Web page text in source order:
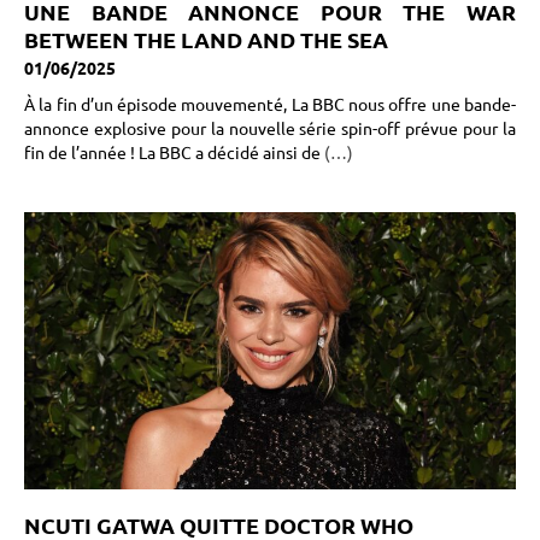
UNE BANDE ANNONCE POUR THE WAR
BETWEEN THE LAND AND THE SEA
01/06/2025
À la fin d’un épisode mouvementé, La BBC nous offre une bande-
annonce explosive pour la nouvelle série spin-off prévue pour la
fin de l’année ! La BBC a décidé ainsi de (…)
NCUTI GATWA QUITTE DOCTOR WHO